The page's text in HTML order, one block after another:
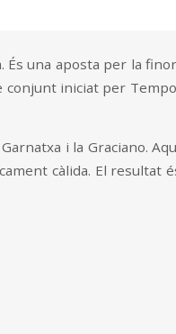
una aposta per la
conjunt iniciat per
i la Graciano.
càlida. El resultat